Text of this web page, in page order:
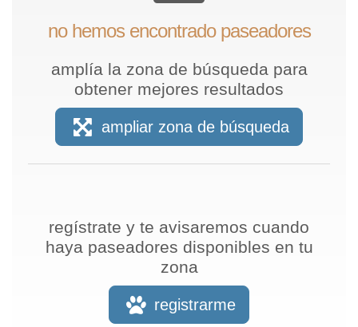
no hemos encontrado paseadores
amplía la zona de búsqueda para
obtener mejores resultados
ampliar zona de búsqueda
regístrate y te avisaremos cuando
haya paseadores disponibles en tu
zona
registrarme
OpenStreetMap
CC-BY-SA